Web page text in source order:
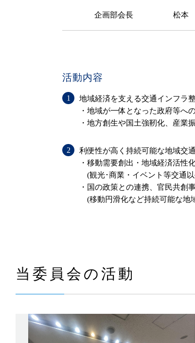
企画部会長 松本
活動内容
地域経済を支える交通インフラ
・地域が一体となった政府等へ
・地方創生や国土強靭化、産業
利便性が高く持続可能な地域交
・移動需要創出・地域経済活性
(観光･商業・イベント等交通
・国の政策との連携、官民共創
(移動円滑化など持続可能な地
当委員会の活動